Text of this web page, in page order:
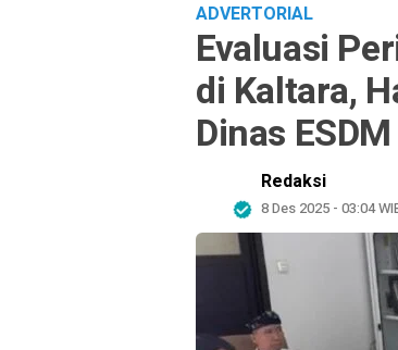
ADVERTORIAL
Evaluasi
di Kaltara,
Dinas ESDM
Redaksi
8 Des 2025 - 03:04